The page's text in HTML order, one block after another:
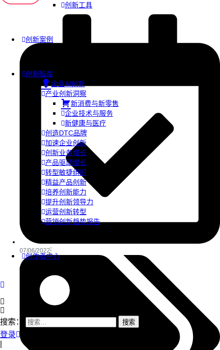
创新工具
创新案例
创新智库
企业AI创新
产业创新洞察
新消费与新零售
企业技术与服务
新健康与医疗
创造DTC品牌
加速企业创新
创新业务增长
产品驱动增长
转型敏捷组织
精益产品创新
培养创新能力
提升创新领导力
运营创新转型
营销创新趋势报告
创作者中心
搜索：
登录
07/06/2022